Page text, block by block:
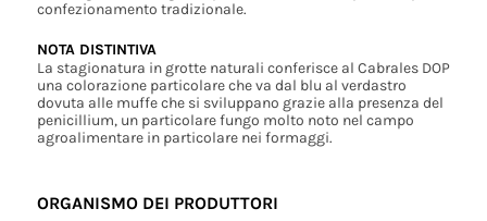
confezionamento tradizionale.
NOTA DISTINTIVA
La stagionatura in grotte naturali conferisce al Cabrales DOP
una colorazione particolare che va dal blu al verdastro
dovuta alle muffe che si sviluppano grazie alla presenza del
penicillium, un particolare fungo molto noto nel campo
agroalimentare in particolare nei formaggi.
ORGANISMO DEI PRODUTTORI